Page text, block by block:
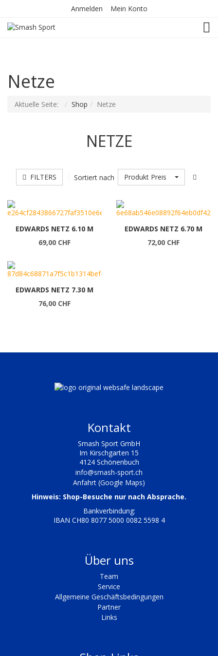
Anmelden
Mein Konto
Netze
Aktuelle Seite: Shop Netze
NETZE
FILTERS Sortiert nach Produkt Preis
EDWARDS NETZ 6.10 M
69,00 CHF
EDWARDS NETZ 6.70 M
72,00 CHF
EDWARDS NETZ 7.30 M
76,00 CHF
Kontakt
Smash Sport GmbH
Im Kirschgarten 15
4124 Schönenbuch
info@smash-sport.ch
Anfahrt (Google Maps)
Hinweis: Shop-Besuche nur nach Absprache.
Bankverbindung:
IBAN CH80 8077 5000 0082 5598 4
Über uns
Team
Service
Allgemeine Geschäftsbedingungen
Partner
Links